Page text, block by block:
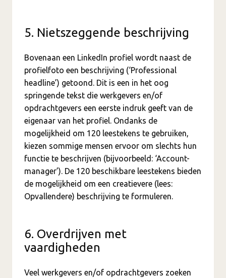
5. Nietszeggende beschrijving
Bovenaan een LinkedIn profiel wordt naast de
profielfoto een beschrijving (‘Professional
headline’) getoond. Dit is een in het oog
springende tekst die werkgevers en/of
opdrachtgevers een eerste indruk geeft van de
eigenaar van het profiel. Ondanks de
mogelijkheid om 120 leestekens te gebruiken,
kiezen sommige mensen ervoor om slechts hun
functie te beschrijven (bijvoorbeeld: ‘Account-
manager’). De 120 beschikbare leestekens bieden
de mogelijkheid om een creatievere (lees:
Opvallendere) beschrijving te formuleren.
6. Overdrijven met
vaardigheden
Veel werkgevers en/of opdrachtgevers zoeken